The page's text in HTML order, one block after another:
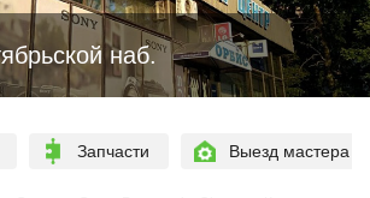
наб.
Запчасти Выезд мастера